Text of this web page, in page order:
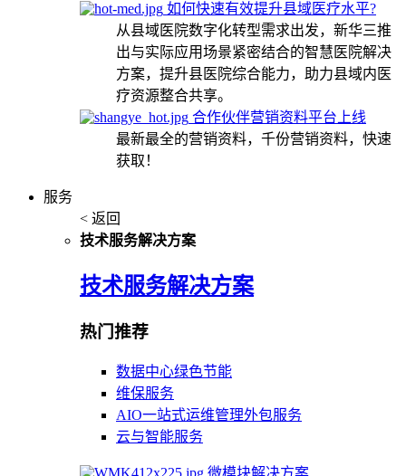
如何快速有效提升县域医疗水平?
从县域医院数字化转型需求出发，新华三推
出与实际应用场景紧密结合的智慧医院解决
方案，提升县医院综合能力，助力县域内医
疗资源整合共享。
合作伙伴营销资料平台上线
最新最全的营销资料，千份营销资料，快速
获取！
服务
< 返回
技术服务解决方案
技术服务解决方案
热门推荐
数据中心绿色节能
维保服务
AIO一站式运维管理外包服务
云与智能服务
微模块解决方案